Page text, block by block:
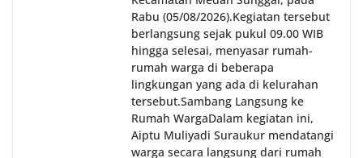
Rabu (05/08/2026).‎‎Kegiatan tersebut
berlangsung sejak pukul 09.00 WIB
hingga selesai, menyasar rumah-
rumah warga di beberapa
lingkungan yang ada di kelurahan
tersebut.‎Sambang Langsung ke
Rumah Warga‎Dalam kegiatan ini,
Aiptu Muliyadi Suraukur mendatangi
warga secara langsung dari rumah